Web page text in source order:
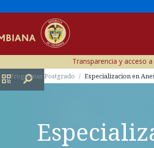
Transparencia y acceso
Programas Postgrado Especializacion en